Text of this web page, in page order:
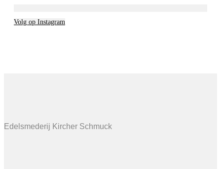
Volg op Instagram
Edelsmederij Kircher Schmuck